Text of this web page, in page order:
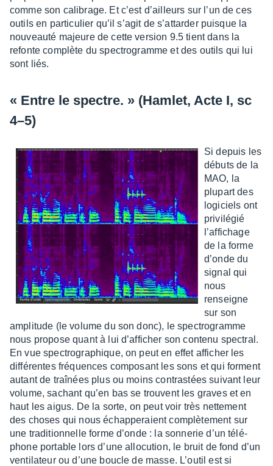
comme son cali­brage. Et c’est d’ailleurs sur l’un de ces
outils en parti­cu­lier qu’il s’agit de s’at­tar­der puisque la
nouveauté majeure de cette version 9.5 tient dans la
refonte complète du spec­tro­gramme et des outils qui lui
sont liés.
« Entre le spectre. » (Hamlet, Acte I, sc
4–5)
Si depuis les
débuts de la
MAO, la
plupart des
logi­ciels ont
privi­lé­gié
l’af­fi­chage
de la forme
d’onde du
signal qui
nous
renseigne
sur son
ampli­tude (le volume du son donc), le spec­tro­gramme
nous propose quant à lui d’af­fi­cher son contenu spec­tral.
En vue spec­tro­gra­phique, on peut en effet affi­cher les
diffé­rentes fréquences compo­sant les sons et qui forment
autant de traî­nées plus ou moins contras­tées suivant leur
volume, sachant qu’en bas se trouvent les graves et en
haut les aigus. De la sorte, on peut voir très nette­ment
des choses qui nous échap­pe­raient complè­te­ment sur
une tradi­tion­nelle forme d’onde : la sonne­rie d’un télé­
phone portable lors d’une allo­cu­tion, le bruit de fond d’un
venti­la­teur ou d’une boucle de masse. L’ou­til est si